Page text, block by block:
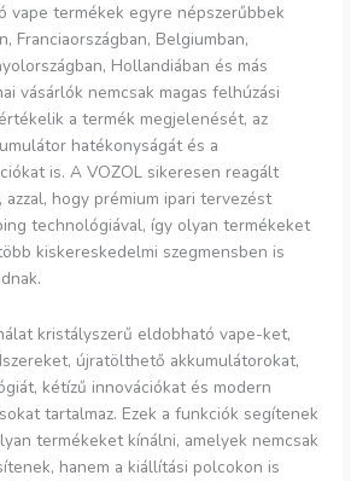
vape termékek egyre népszerűbbek
Franciaországban, Belgiumban,
Hollandiában és más
vásárlók nemcsak magas felhúzási
a termék megjelenését, az
hatékonyságát és a
is. A VOZOL sikeresen reagált
azzal, hogy prémium ipari tervezést
technológiával, így olyan termékeket
kiskereskedelmi szegmensben is
kristályszerű eldobható vape-ket,
újratölthető akkumulátorokat,
kétízű innovációkat és modern
tartalmaz. Ezek a funkciók segítenek
termékeket kínálni, amelyek nemcsak
hanem a kiállítási polcokon is